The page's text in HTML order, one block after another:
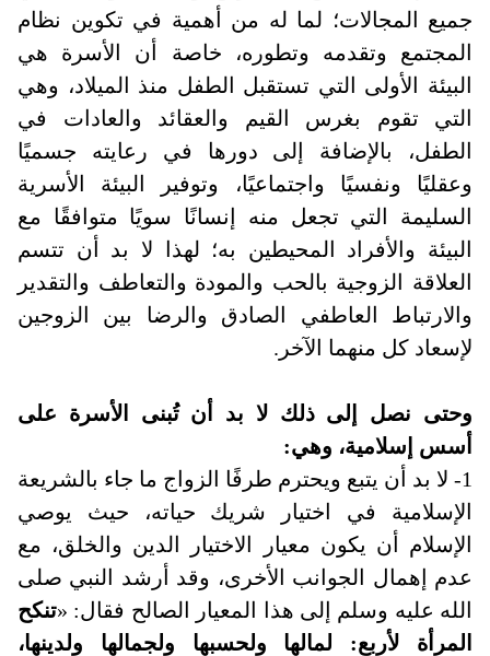
جميع المجالات؛ لما له من أهمية في تكوين نظام
المجتمع وتقدمه وتطوره، خاصة أن الأسرة هي
البيئة الأولى التي تستقبل الطفل منذ الميلاد، وهي
التي تقوم بغرس القيم والعقائد والعادات في
الطفل، بالإضافة إلى دورها في رعايته جسميًا
وعقليًا ونفسيًا واجتماعيًا، وتوفير البيئة الأسرية
السليمة التي تجعل منه إنسانًا سويًا متوافقًا مع
البيئة والأفراد المحيطين به؛ لهذا لا بد أن تتسم
العلاقة الزوجية بالحب والمودة والتعاطف والتقدير
والارتباط العاطفي الصادق والرضا بين الزوجين
لإسعاد كل منهما الآخر.
وحتى نصل إلى ذلك لا بد أن تُبنى الأسرة على
أسس إسلامية، وهي:
1- لا بد أن يتبع ويحترم طرفًا الزواج ما جاء بالشريعة
الإسلامية في اختيار شريك حياته، حيث يوصي
الإسلام أن يكون معيار الاختيار الدين والخلق، مع
عدم إهمال الجوانب الأخرى، وقد أرشد النبي صلى
الله عليه وسلم إلى هذا المعيار الصالح فقال: «تنكح
المرأة لأربع: لمالها ولحسبها ولجمالها ولدينها،